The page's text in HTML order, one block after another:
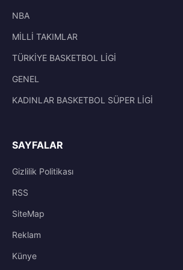
NBA
MİLLİ TAKIMLAR
TÜRKİYE BASKETBOL LİGİ
GENEL
KADINLAR BASKETBOL SÜPER LİGİ
SAYFALAR
Gizlilik Politikası
RSS
SiteMap
Reklam
Künye